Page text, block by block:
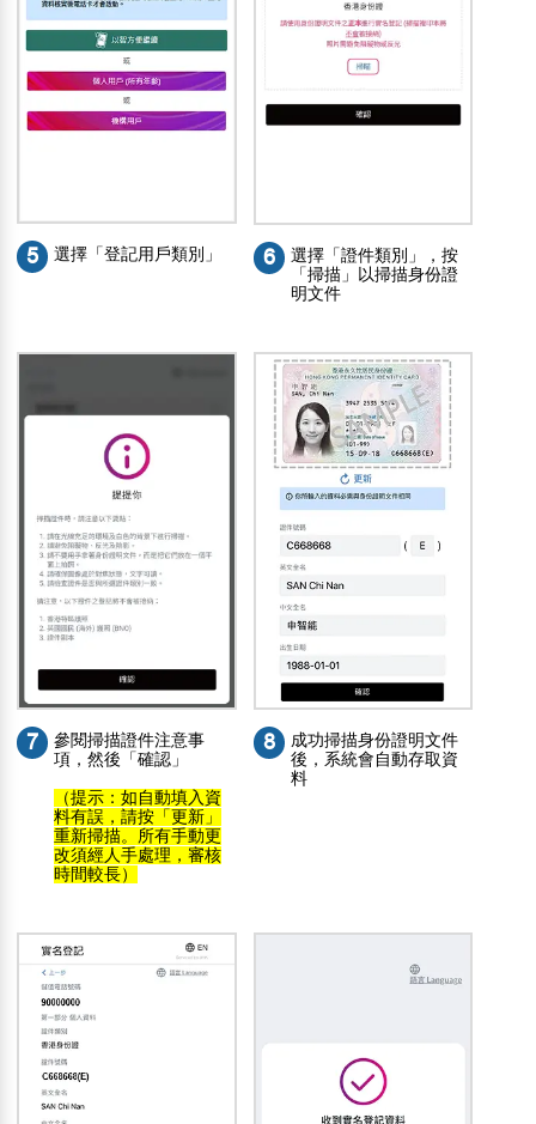
5 選擇「登記用戶類別」 6
選擇「證件類別」，按
「掃描」以掃描身份證
明文件
7
參閱掃描證件注意事
項，然後「確認」
（提示：如自動填入資
料有誤，請按「更新」
重新掃描。所有手動更
改須經人手處理，審核
時間較長）
8
成功掃描身份證明文件
後，系統會自動存取資
料